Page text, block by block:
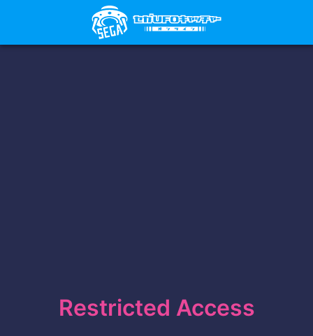
Restricted Access